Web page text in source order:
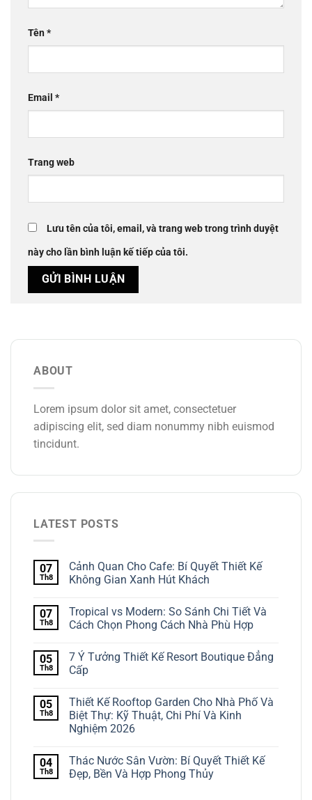
Tên*
Email *
Trang web
Lưu tên của tôi, email, và trang web trong trình duyệt
này cho lần bình luận kế tiếp của tôi.
ABOUT
Lorem ipsum dolor sit amet, consectetuer
adipiscing elit, sed diam nonummy nibh euismod
tincidunt.
LATEST POSTS
07
Th8
Cảnh Quan Cho Cafe: Bí Quyết Thiết Kế
Không Gian Xanh Hút Khách
07
Th8
Tropical vs Modern: So Sánh Chi Tiết Và
Cách Chọn Phong Cách Nhà Phù Hợp
05
Th8
7 Ý Tưởng Thiết Kế Resort Boutique Đẳng
Cấp
05
Th8
Thiết Kế Rooftop Garden Cho Nhà Phố Và
Biệt Thự: Kỹ Thuật, Chi Phí Và Kinh
Nghiệm 2026
04
Th8
Thác Nước Sân Vườn: Bí Quyết Thiết Kế
Đẹp, Bền Và Hợp Phong Thủy